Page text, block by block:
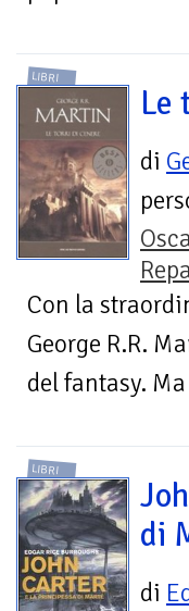
LIBRI
Le
di
Con la
George R.R.
del fantasy.
LIBRI
di
di